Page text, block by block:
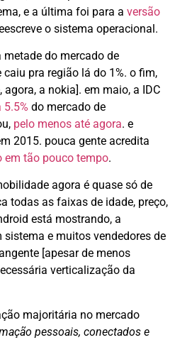
e a última foi para a versão
o sistema operacional.
do mercado de
pra região lá do 1%. o fim,
a nokia]. em maio, a IDC
do mercado de
pelo menos até agora. e
2015. pouca gente acredita
em tão pouco tempo.
agora é quase só de
todas as faixas de idade, preço,
está mostrando, a
e muitos vendedores de
[apesar de menos
verticalização da
majoritária no mercado
pessoais, conectados e